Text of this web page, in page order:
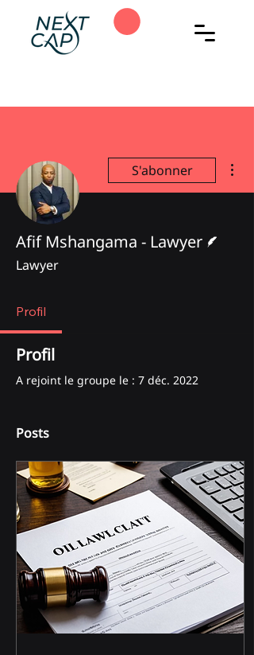
S'abonner
Afif Mshangama - Lawyer
Lawyer
Profil
Profil
A rejoint le groupe le : 7 déc. 2022
Posts